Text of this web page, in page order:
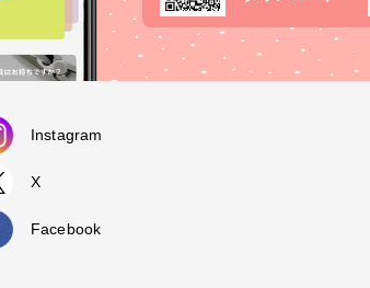
Instagram
X
Facebook